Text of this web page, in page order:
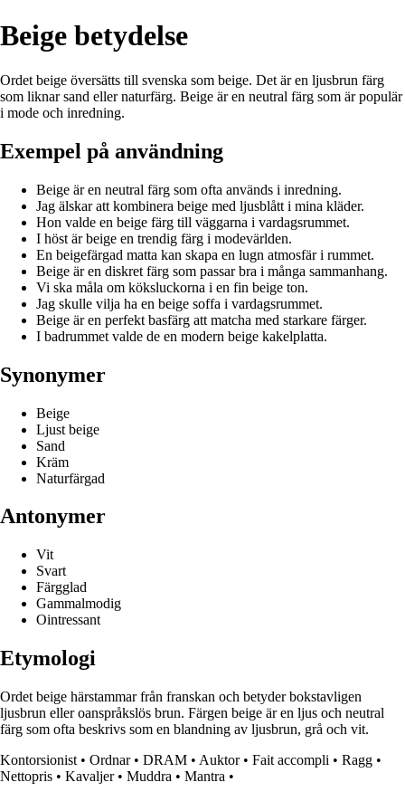
Beige betydelse
Ordet beige översätts till svenska som beige. Det är en ljusbrun färg
som liknar sand eller naturfärg. Beige är en neutral färg som är populär
i mode och inredning.
Exempel på användning
Beige är en neutral färg som ofta används i inredning.
Jag älskar att kombinera beige med ljusblått i mina kläder.
Hon valde en beige färg till väggarna i vardagsrummet.
I höst är beige en trendig färg i modevärlden.
En beigefärgad matta kan skapa en lugn atmosfär i rummet.
Beige är en diskret färg som passar bra i många sammanhang.
Vi ska måla om köksluckorna i en fin beige ton.
Jag skulle vilja ha en beige soffa i vardagsrummet.
Beige är en perfekt basfärg att matcha med starkare färger.
I badrummet valde de en modern beige kakelplatta.
Synonymer
Beige
Ljust beige
Sand
Kräm
Naturfärgad
Antonymer
Vit
Svart
Färgglad
Gammalmodig
Ointressant
Etymologi
Ordet beige härstammar från franskan och betyder bokstavligen
ljusbrun eller oanspråkslös brun. Färgen beige är en ljus och neutral
färg som ofta beskrivs som en blandning av ljusbrun, grå och vit.
Kontorsionist • Ordnar• DRAM • Auktor• Fait accompli • Ragg •
Nettopris • Kavaljer• Muddra • Mantra •